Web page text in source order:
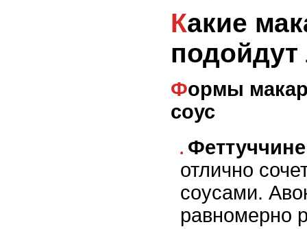
Какие макароны
подойдут
Формы макарон, удерживающие
соус
Феттуччине
отлично
соусами.
равномерно